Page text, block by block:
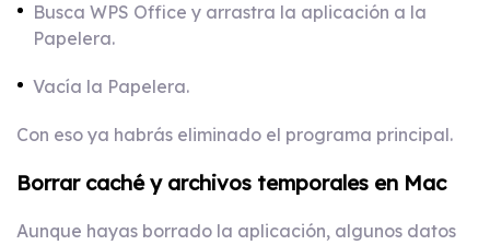
Busca WPS Office y arrastra la aplicación a la
Papelera.
Vacía la Papelera.
Con eso ya habrás eliminado el programa principal.
Borrar caché y archivos temporales en Mac
Aunque hayas borrado la aplicación, algunos datos